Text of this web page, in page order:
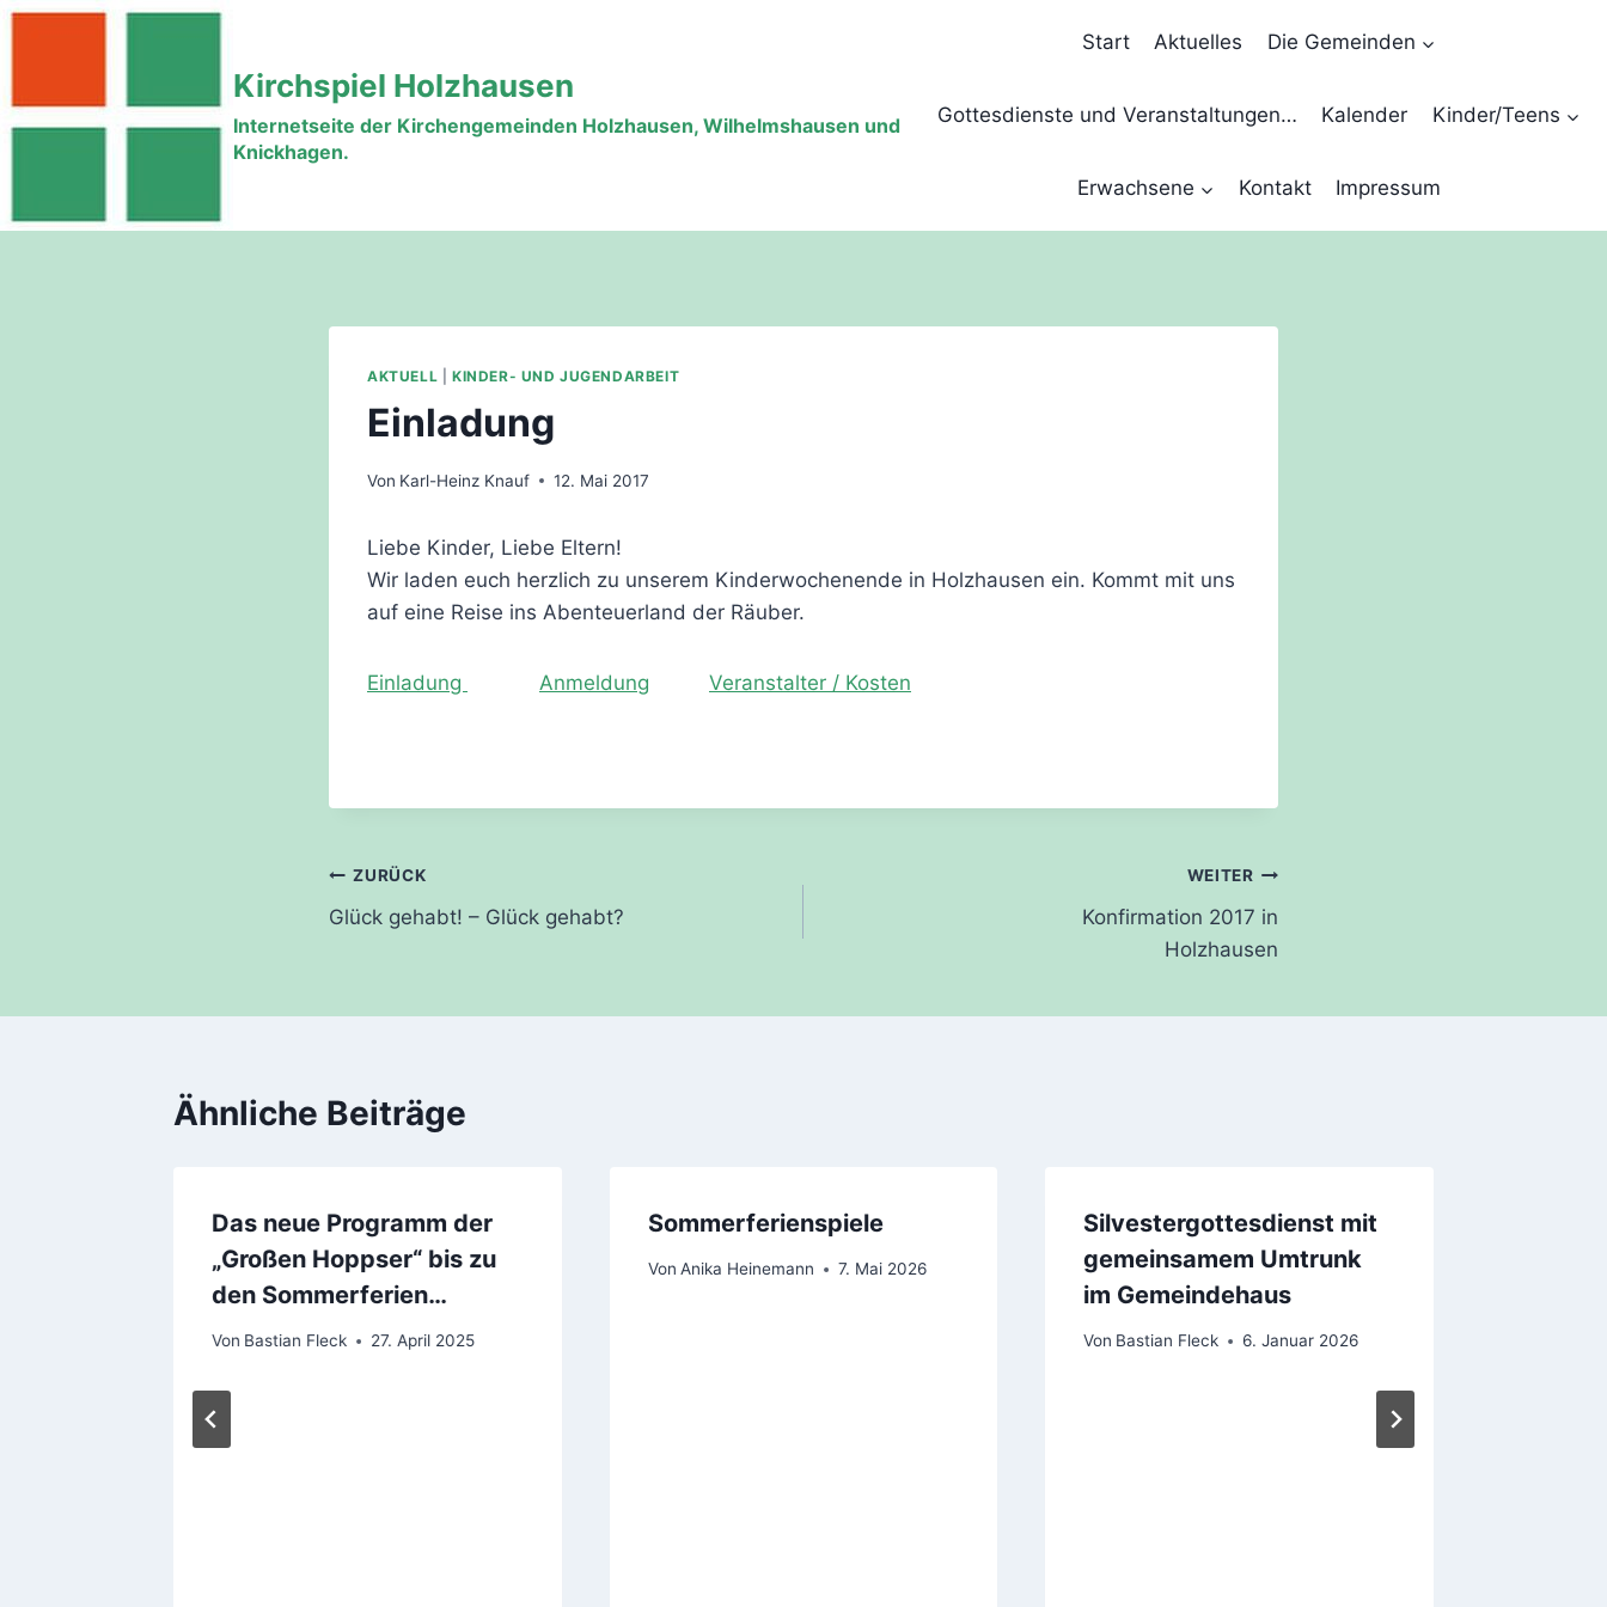
Zum
Kirchspiel Holzhausen
Internetseite der Kirchengemeinden Holzhausen, Wilhelmshausen und
Knickhagen.
Start Aktuelles Die Gemeinden
Gottesdienste und Veranstaltungen… Kalender Kinder/Teens
Erwachsene Kontakt Impressum
AKTUELL KINDER- UND JUGENDARBEIT
Einladung
Von Karl-Heinz Knauf 12. Mai 2017
Liebe Kinder, Liebe Eltern!
Wir laden euch herzlich zu unserem Kinderwochenende in Holzhausen ein. Kommt mit uns
auf eine Reise ins Abenteuerland der Räuber.
Einladung Anmeldung Veranstalter / Kosten
Beitragsnavigation
ZURÜCK
Glück gehabt! – Glück gehabt?
WEITER
Konfirmation 2017 in
Holzhausen
Ähnliche Beiträge
Das neue Programm der
„Großen Hoppser“ bis zu
den Sommerferien…
Von Bastian Fleck 27. April 2025
Sommerferienspiele
Von Anika Heinemann 7. Mai 2026
Silvestergottesdienst mit
gemeinsamem Umtrunk
im Gemeindehaus
Von Bastian Fleck 6. Januar 2026